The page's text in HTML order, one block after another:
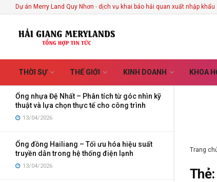
MỚI NHẤT XU HƯỚNG Lọc
Every Handmade Creation
03/08/2026
Ống điện Vega – Giải pháp bảo vệ dây dẫn tối
01/07/2026
Ống nhựa Đệ Nhất – Phân tích từ góc nhìn kỹ
thuật và lựa chọn thực tế cho công trình
13/04/2026
Ống đồng Hailiang – Tối ưu hóa hiệu suất
truyền dẫn trong hệ thống điện lạnh
13/04/2026
Dự án Merry Land Quy Nhơn - dịch vụ khai báo hải quan xuất nhập khẩu
THỜI SỰ THẾ GIỚI KINH DOANH KHOA
Trang
Thẻ: